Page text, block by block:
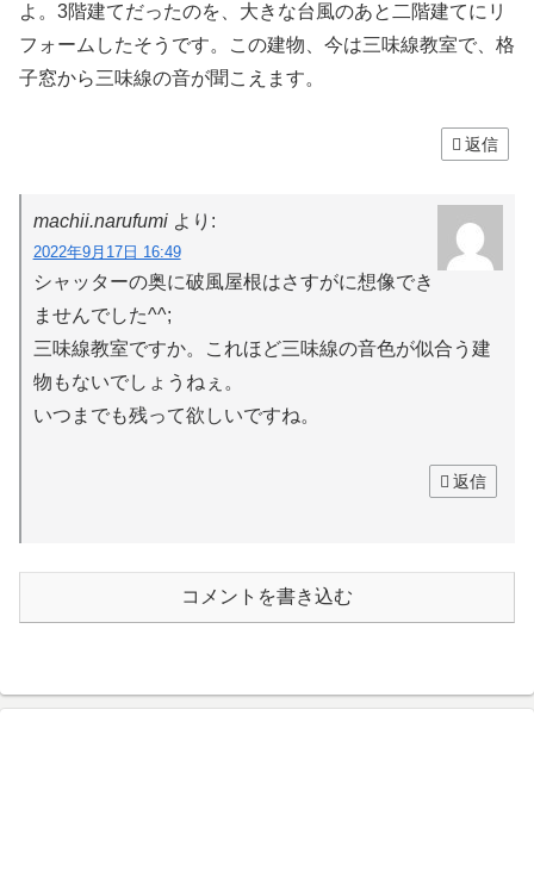
よ。3階建てだったのを、大きな台風のあと二階建てにリ
フォームしたそうです。この建物、今は三味線教室で、格
子窓から三味線の音が聞こえます。
返信
machii.narufumi より:
2022年9月17日 16:49
シャッターの奥に破風屋根はさすがに想像でき
ませんでした^^;
三味線教室ですか。これほど三味線の音色が似合う建
物もないでしょうねぇ。
いつまでも残って欲しいですね。
返信
コメントを書き込む